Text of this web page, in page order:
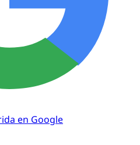
en Google